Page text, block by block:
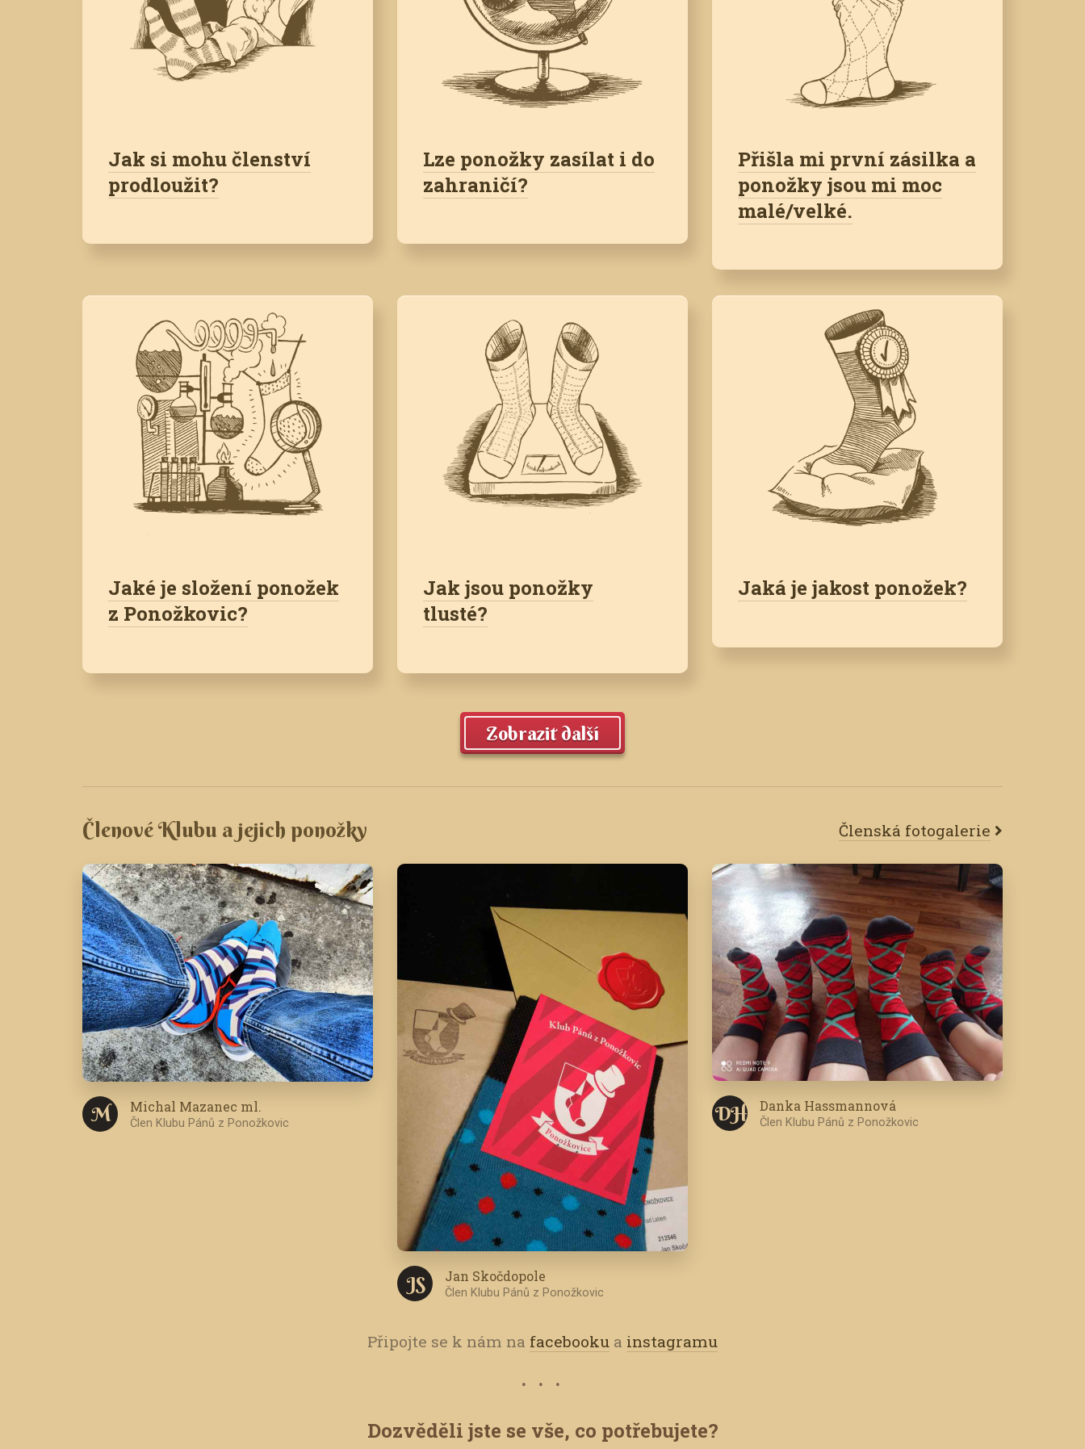
Jak si mohu členství
prodloužit?
Lze ponožky zasílat i do
zahraničí?
Přišla mi první zásilka a
ponožky jsou mi moc
malé/velké.
Jaké je složení ponožek
z Ponožkovic?
Jak jsou ponožky
tlusté?
Jaká je jakost ponožek?
Zobrazit další
Členové Klubu a jejich ponožky Členská fotogalerie
M
Michal Mazanec ml.
Člen Klubu Pánů z Ponožkovic
J S Jan Skočdopole
Člen Klubu Pánů z Ponožkovic
D H Danka Hassmannová
Člen Klubu Pánů z Ponožkovic
Připojte se k nám na facebooku a instagramu
Dozvěděli jste se vše, co potřebujete?